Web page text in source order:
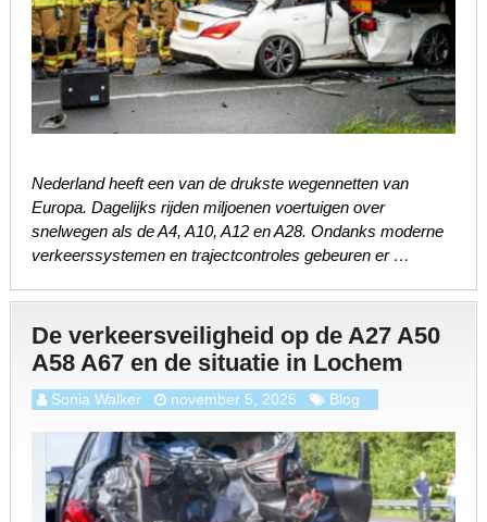
Nederland heeft een van de drukste wegennetten van
Europa. Dagelijks rijden miljoenen voertuigen over
snelwegen als de A4, A10, A12 en A28. Ondanks moderne
verkeerssystemen en trajectcontroles gebeuren er …
De verkeersveiligheid op de A27 A50
A58 A67 en de situatie in Lochem
Sonia Walker november 5, 2025 Blog